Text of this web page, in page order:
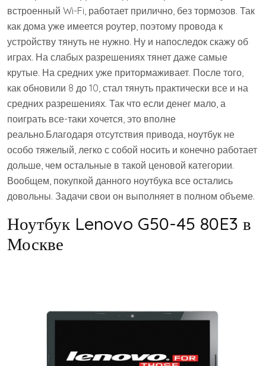
встроенный Wi-Fi, работает прилично, без тормозов. Так
как дома уже имеется роутер, поэтому провода к
устройству тянуть не нужно. Ну и напоследок скажу об
играх. На слабых разрешениях тянет даже самые
крутые. На средних уже притормаживает. После того,
как обновили 8 до 10, стал тянуть практически все и на
средних разрешениях. Так что если денег мало, а
поиграть все-таки хочется, это вполне
реально.Благодаря отсутствия привода, ноутбук не
особо тяжелый, легко с собой носить и конечно работает
дольше, чем остальные в такой ценовой категории.
Вообщем, покупкой данного ноутбука все остались
довольны. Задачи свои он выполняет в полном объеме.
Ноутбук Lenovo G50-45 80E3 в
Москве